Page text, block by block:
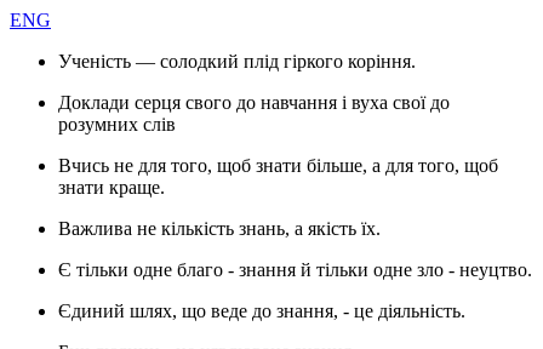
ENG
Ученість — солодкий плід гіркого коріння.
Доклади серця свого до навчання і вуха свої до
розумних слів
Вчись не для того, щоб знати більше, а для того, щоб
знати краще.
Важлива не кількість знань, а якість їх.
Є тільки одне благо - знання й тільки одне зло - неуцтво.
Єдиний шлях, що веде до знання, - це діяльність.